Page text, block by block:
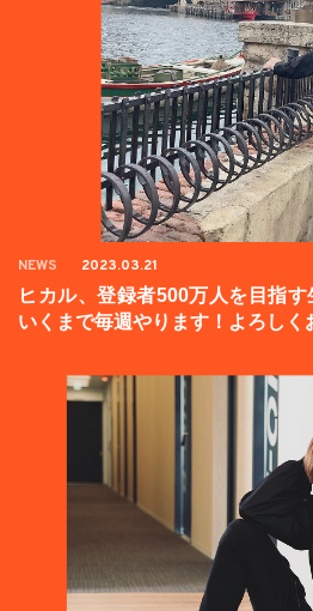
NEWS 2023.03.21
ヒカル、登録者500万人を目指
いくまで毎週やります！よろしく